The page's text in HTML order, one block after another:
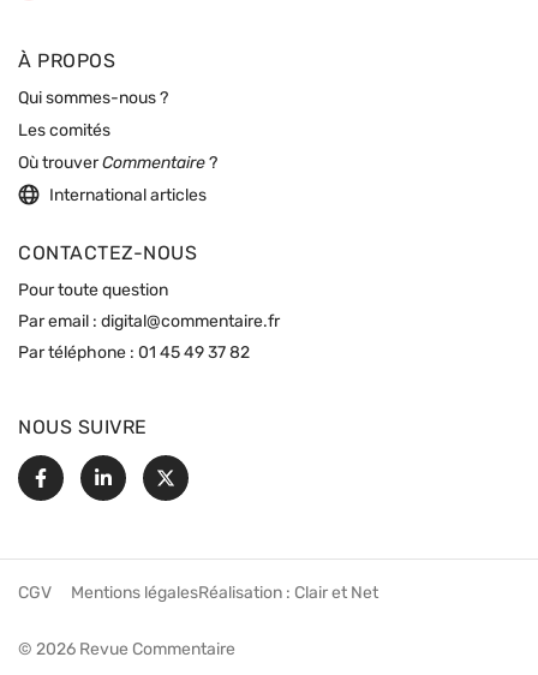
À PROPOS
Qui sommes-nous ?
Les comités
Où trouverCommentaire ?
International articles
CONTACTEZ-NOUS
Pour toute question
Par email : digital@commentaire.fr
Par téléphone : 01 45 49 37 82
NOUS SUIVRE
FacebookLinkedin
X
© 2026 Revue Commentaire
CGV Mentions légalesRéalisation : Clair et Net